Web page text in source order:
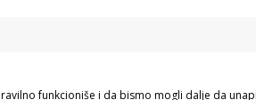
funkcioniše i da bismo mogli dalje da